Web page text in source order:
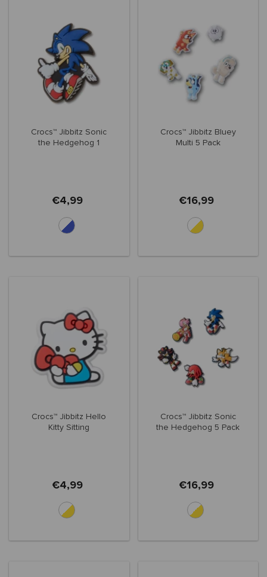
Crocs™ Jibbitz Sonic
the Hedgehog 1
€4,99
Crocs™ Jibbitz Bluey
Multi 5 Pack
€16,99
Crocs™ Jibbitz Hello
Kitty Sitting
€4,99
Crocs™ Jibbitz Sonic
the Hedgehog 5 Pack
€16,99